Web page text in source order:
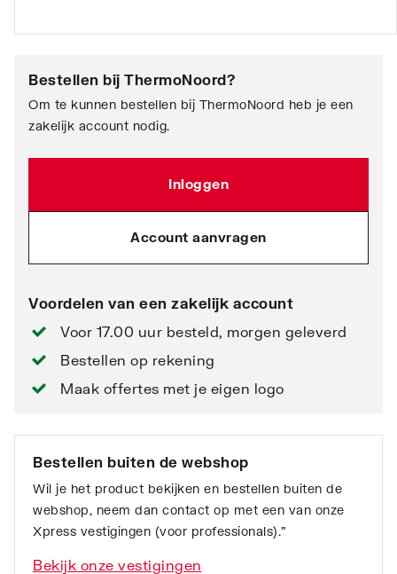
Bestellen bij ThermoNoord?
Om te kunnen bestellen bij ThermoNoord heb je een
zakelijk account nodig.
Inloggen
Account aanvragen
Voordelen van een zakelijk account
Voor 17.00 uur besteld, morgen geleverd
Bestellen op rekening
Maak offertes met je eigen logo
Bestellen buiten de webshop
Wil je het product bekijken en bestellen buiten de
webshop, neem dan contact op met een van onze
Xpress vestigingen (voor professionals).”
Bekijk onze vestigingen